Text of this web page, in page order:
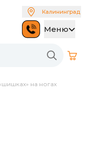
Калининград
Меню
на ногах